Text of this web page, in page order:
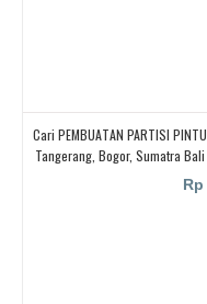
Cari PEMBUATAN PARTISI
Tangerang, Bogor, Sumatra
PARTISI PINTU LIPAT, Cari